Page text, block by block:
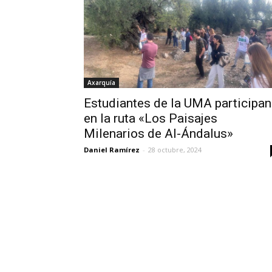
Axarquía
Estudiantes de la UMA participan
en la ruta «Los Paisajes
Milenarios de Al-Ándalus»
Daniel Ramírez - 28 octubre, 2024